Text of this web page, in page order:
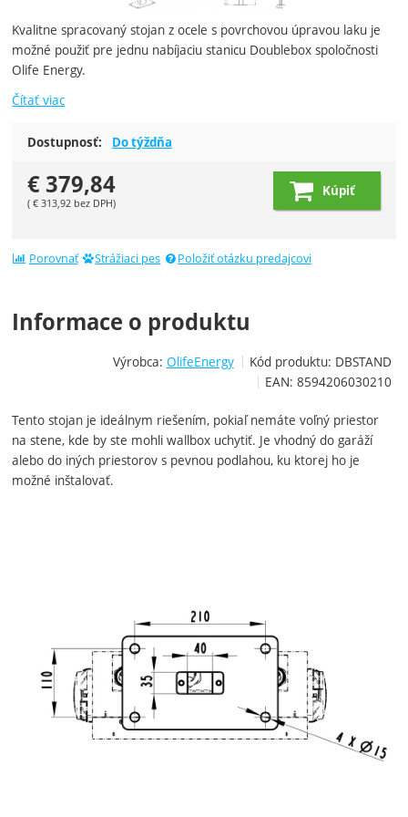
Kvalitne spracovaný stojan z ocele s povrchovou úpravou laku je
možné použiť pre jednu nabíjaciu stanicu Doublebox spoločnosti
Olife Energy.
Čítať viac
Dostupnosť: Do týždňa
€ 379,84
( € 313,92 bez DPH)
Kúpiť
Porovnať Strážiaci pes Položiť otázku predajcovi
Informace o produktu
Výrobca: OlifeEnergy Kód produktu: DBSTAND
EAN: 8594206030210
Tento stojan je ideálnym riešením, pokiaľ nemáte voľný priestor
na stene, kde by ste mohli wallbox uchytiť. Je vhodný do garáží
alebo do iných priestorov s pevnou podlahou, ku ktorej ho je
možné inštalovať.